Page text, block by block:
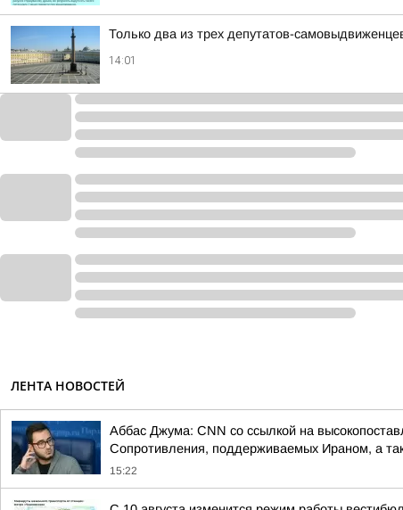
Только два из трех депутатов-
14:01
ЛЕНТА НОВОСТЕЙ
Аббас Джума: CNN со ссылкой на
Сопротивления, поддерживаемых Ираном, а
15:22